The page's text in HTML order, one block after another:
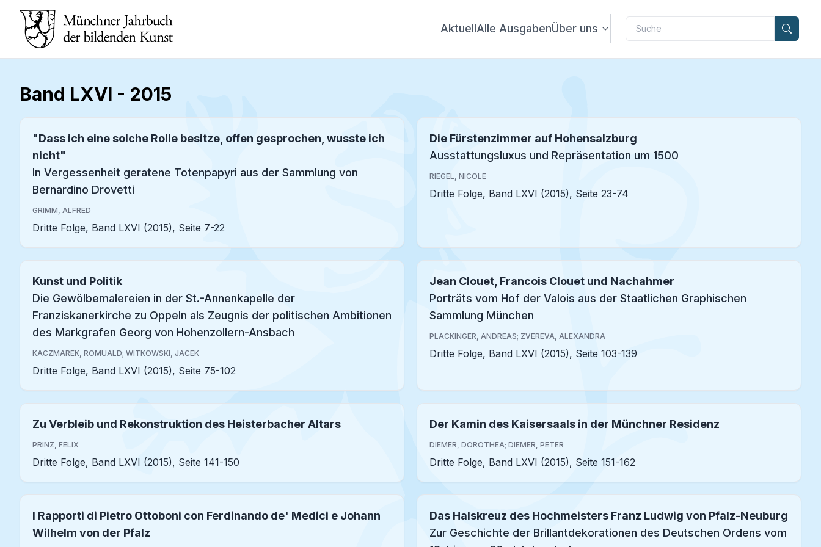
AktuellAlle AusgabenÜber uns
Label
Band LXVI - 2015
"Dass ich eine solche Rolle besitze, offen gesprochen, wusste ich
nicht"
In Vergessenheit geratene Totenpapyri aus der Sammlung von
Bernardino Drovetti
GRIMM, ALFRED
Dritte Folge, Band LXVI (2015), Seite 7-22
Die Fürstenzimmer auf Hohensalzburg
Ausstattungsluxus und Repräsentation um 1500
RIEGEL, NICOLE
Dritte Folge, Band LXVI (2015), Seite 23-74
Kunst und Politik
Die Gewölbemalereien in der St.-Annenkapelle der
Franziskanerkirche zu Oppeln als Zeugnis der politischen Ambitionen
des Markgrafen Georg von Hohenzollern-Ansbach
KACZMAREK, ROMUALD; WITKOWSKI, JACEK
Dritte Folge, Band LXVI (2015), Seite 75-102
Jean Clouet, Francois Clouet und Nachahmer
Porträts vom Hof der Valois aus der Staatlichen Graphischen
Sammlung München
PLACKINGER, ANDREAS; ZVEREVA, ALEXANDRA
Dritte Folge, Band LXVI (2015), Seite 103-139
Zu Verbleib und Rekonstruktion des Heisterbacher Altars
PRINZ, FELIX
Dritte Folge, Band LXVI (2015), Seite 141-150
Der Kamin des Kaisersaals in der Münchner Residenz
DIEMER, DOROTHEA; DIEMER, PETER
Dritte Folge, Band LXVI (2015), Seite 151-162
I Rapporti di Pietro Ottoboni con Ferdinando de' Medici e Johann
Wilhelm von der Pfalz
Das Halskreuz des Hochmeisters Franz Ludwig von Pfalz-Neuburg
Zur Geschichte der Brillantdekorationen des Deutschen Ordens vom